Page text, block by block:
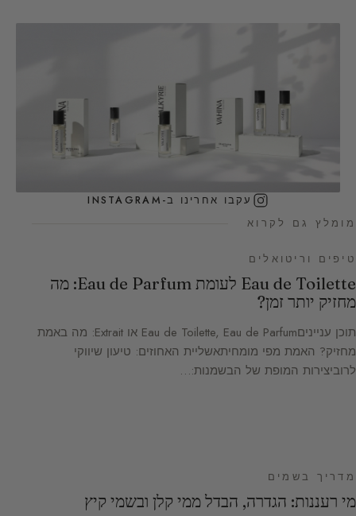
עקבו אחרינו ב-INSTAGRAM
מומלץ גם לקרוא
טיפים וריטואלים
Eau de Toilette לעומת Eau de Parfum: מה
מחזיק יותר זמן?
תוכן ענייניםEau de Toilette, Eau de Parfum או Extrait: מה באמת
מחזיק? האמת מפי מומחיתאשליית האחוזים: טיעון שיווקי
לרוביצירות המופת של הבשמנות:…
מדריך בשמים
מי רעננות: הגדרה, הבדל ממי קלן ובשמי קיץ